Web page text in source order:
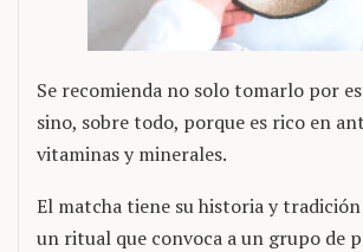
Se recomienda no solo tomarlo por
sino, sobre todo, porque es rico en
vitaminas y minerales.
El matcha tiene su historia y
un ritual que convoca a un grupo de